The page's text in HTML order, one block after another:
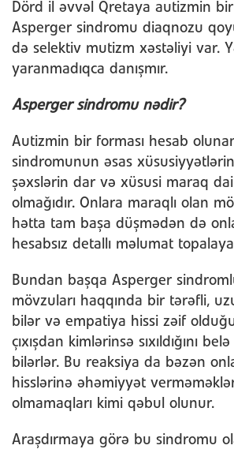
Dörd il əvvəl Qretaya autizmin bir
Asperger sindromu diaqnozu
də selektiv mutizm xəstəliyi var.
yaranmadıqca danışmır.
Asperger sindromu nədir?
Autizmin bir forması hesab
sindromunun əsas
şəxslərin dar və xüsusi maraq
olmağıdır. Onlara maraqlı olan
hətta tam başa düşmədən də
hesabsız detallı məlumat
Bundan başqa Asperger
mövzuları haqqında bir tərəfli,
bilər və empatiya hissi zəif
çıxışdan kimlərinsə sıxıldığını
bilərlər. Bu reaksiya da bəzən
hisslərinə əhəmiyyət
olmamaqları kimi qəbul olunur.
Araşdırmaya görə bu sindromu